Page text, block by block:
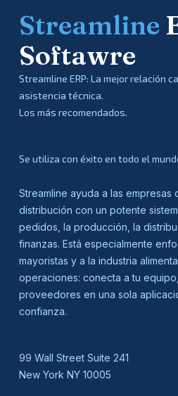
Streamline
Softawre
Streamline ERP: La mejor relación
asistencia técnica.
Los más recomendados.
Se utiliza con éxito en todo el
Streamline ayuda a las empresas
distribución con un potente
pedidos, la producción, la
finanzas. Está especialmente
mayoristas y a la industria
operaciones: conecta a tu
proveedores en una sola
confianza.
99 Wall Street Suite 241
New York NY 10005